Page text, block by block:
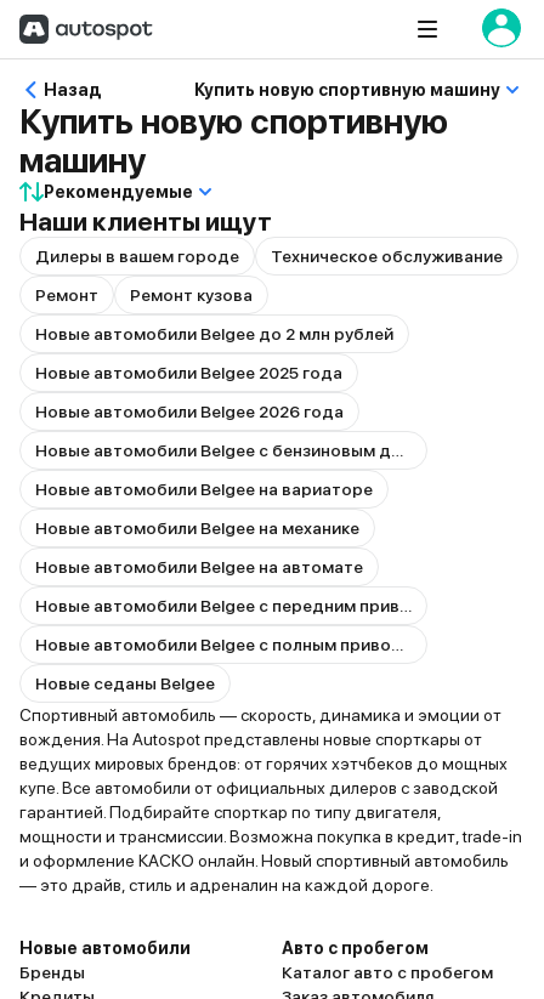
Назад Купить новую спортивную машину
Купить новую спортивную
машину
Рекомендуемые
Наши клиенты ищут
Дилеры в вашем городе
Техническое обслуживание
Ремонт
Ремонт кузова
Новые автомобили Belgee до 2 млн рублей
Новые автомобили Belgee 2025 года
Новые автомобили Belgee 2026 года
Новые автомобили Belgee на вариаторе
Новые автомобили Belgee на механике
Новые автомобили Belgee на автомате
Новые седаны Belgee
Спортивный автомобиль — скорость, динамика и эмоции от
вождения. На Autospot представлены новые спорткары от
ведущих мировых брендов: от горячих хэтчбеков до мощных
купе. Все автомобили от официальных дилеров с заводской
гарантией. Подбирайте спорткар по типу двигателя,
мощности и трансмиссии. Возможна покупка в кредит, trade-in
и оформление КАСКО онлайн. Новый спортивный автомобиль
— это драйв, стиль и адреналин на каждой дороге.
Новые автомобили
Бренды
Авто с пробегом
Каталог авто с пробегом